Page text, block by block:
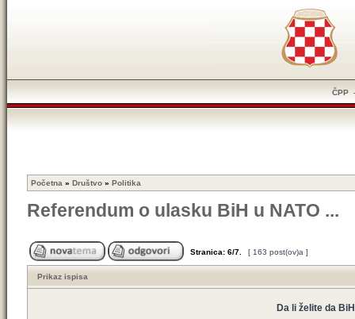
ČPP
Početna » Društvo » Politika
Referendum o ulasku BiH u NATO ...
Stranica: 6/7 [ 163 post(ov)a ]
Prikaz ispisa
Da li želite da